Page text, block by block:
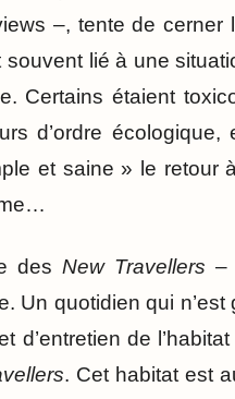
–, tente de
lié à une
Certains étaient
d’ordre écologique,
et saine » le retour
des New Travellers –
Un quotidien qui
d’entretien de
. Cet habitat est